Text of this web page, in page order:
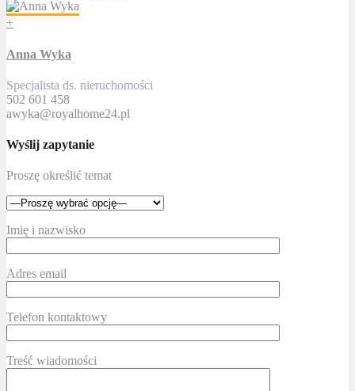
+
Anna Wyka
Specjalista ds. nieruchomości
502 601 458
awyka@royalhome24.pl
Wyślij zapytanie
Proszę określić temat
Imię i nazwisko
Adres email
Telefon kontaktowy
Treść wiadomości